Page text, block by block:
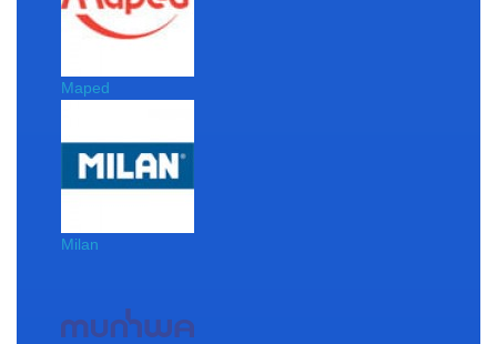
Maped
Milan